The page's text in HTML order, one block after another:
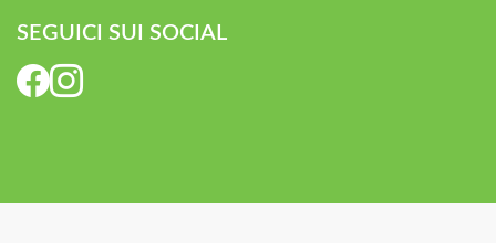
SEGUICI SUI SOCIAL